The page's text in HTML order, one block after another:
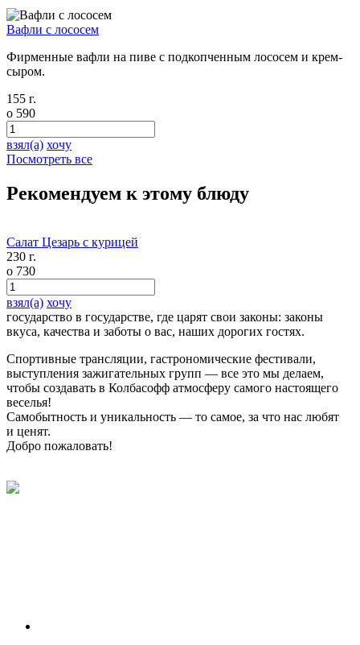
Вафли с лососем
Фирменные вафли на пиве с подкопченным лососем и крем-
сыром.
155 г.
o 590
взял(а) хочу
Посмотреть все
Рекомендуем к этому блюду
Салат Цезарь с курицей
230 г.
o 730
взял(а) хочу
государство в государстве, где царят свои законы: законы
вкуса, качества и заботы о вас, наших дорогих гостях.
Спортивные трансляции, гастрономические фестивали,
выступления зажигательных групп — все это мы делаем,
чтобы создавать в Колбасофф атмосферу самого настоящего
веселья!
Самобытность и уникальность — то самое, за что нас любят
и ценят.
Добро пожаловать!